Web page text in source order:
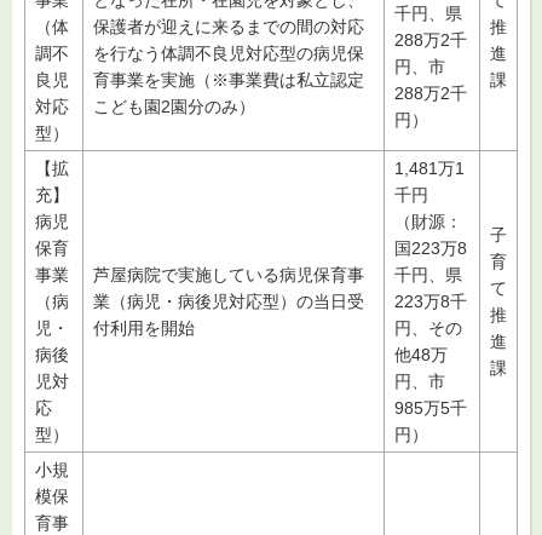
（体
調不
良児
対応
型）
保護者が迎えに来るまでの間の対応
を行なう体調不良児対応型の病児保
育事業を実施（※事業費は私立認定
こども園2園分のみ）
千円、県
288万2千
円、市
288万2千
円）
推
進
課
【拡
充】
病児
保育
事業
（病
児・
病後
児対
応
型）
芦屋病院で実施している病児保育事
業（病児・病後児対応型）の当日受
付利用を開始
1,481万1
千円
（財源：
国223万8
千円、県
223万8千
円、その
他48万
円、市
985万5千
円）
子
育
て
推
進
課
小規
模保
育事